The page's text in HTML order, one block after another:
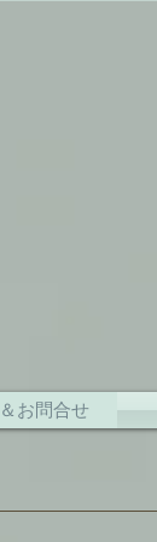
お問合せ